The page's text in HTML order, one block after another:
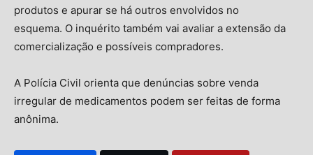
produtos e apurar se há outros envolvidos no
esquema. O inquérito também vai avaliar a extensão da
comercialização e possíveis compradores.
A Polícia Civil orienta que denúncias sobre venda
irregular de medicamentos podem ser feitas de forma
anônima.